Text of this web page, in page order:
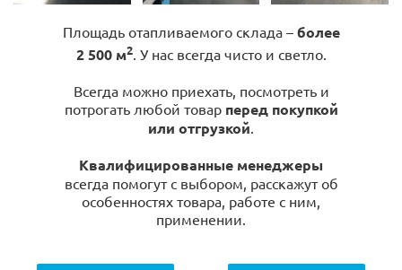
Площадь отапливаемого склада – более
2 500 м2. У нас всегда чисто и светло.
Всегда можно приехать, посмотреть и
потрогать любой товар перед покупкой
или отгрузкой.
Квалифицированные менеджеры
всегда помогут с выбором, расскажут об
особенностях товара, работе с ним,
применении.